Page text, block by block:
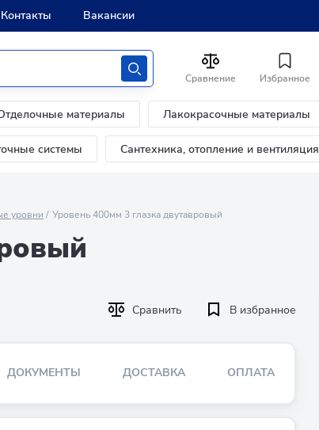
Контакты Вакансии
Сравнение Избранное
материалы Лакокрасочные материалы
системы Сантехника, отопление и вентиляция
уровни Уровень 400мм 3 глазка двутавровый
Сравнить В избранное
ДОКУМЕНТЫ ДОСТАВКА ОПЛАТА